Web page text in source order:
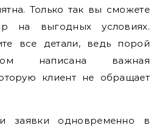
Только так вы сможете
на выгодных условиях.
все детали, ведь порой
написана важная
клиент не обращает
заявки одновременно в